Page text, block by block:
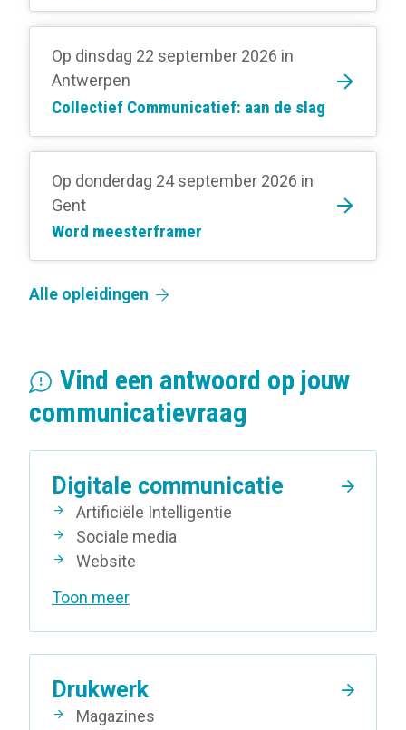
Op dinsdag 22 september 2026 in
Antwerpen
Collectief Communicatief: aan de slag
Op donderdag 24 september 2026 in
Gent
Word meesterframer
Alle opleidingen
Vind een antwoord op jouw
communicatievraag
Digitale communicatie
Artificiële Intelligentie
Sociale media
Website
Toon meer
Drukwerk
Magazines